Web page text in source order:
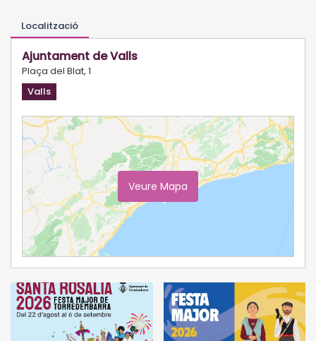
Localització
Ajuntament de Valls
Plaça del Blat, 1
Valls
Veure Mapa